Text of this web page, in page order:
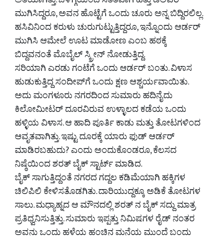
ಮುಗಿಸಿದ್ದರೂ, ಅವನ ಹೊಟ್ಟೆಗೆ ಒಂದು ಚೂರು ಅನ್ನ ಬಿದ್ದಿರಲಿಲ್ಲ.
ಹಸಿವಿನಿಂದ ಕರುಳು ಚುರುಗುಟ್ಟುತ್ತಿದ್ದರೂ, ಇನ್ನೊಂದು ಆರ್ಡರ್
ಮುಗಿಸಿ ಆಮೇಲೆ ಊಟ ಮಾಡೋಣ ಎಂಬ ಹಠಕ್ಕೆ
ಬಿದ್ದವನಂತೆ ಮೊಬೈಲ್ ಸ್ಕ್ರೀನ್ ನೋಡುತ್ತಿದ್ದ.
ಸರಿಯಾಗಿ ಎರಡು ಗಂಟೆಗೆ ಒಂದು ಆರ್ಡರ್ ಬಂತು. ವಿಳಾಸ
ಹುಡುಕುತ್ತಿದ್ದ ಸಂದೀಪ್‌ಗೆ ಒಂದು ಕ್ಷಣ ಆಶ್ಚರ್ಯವಾಯಿತು.
ಅದು ಮಂಗಳೂರು ನಗರದಿಂದ ಸುಮಾರು ಹದಿನೈದು
ಕಿಲೋಮೀಟರ್ ದೂರವಿರುವ ಉಳ್ಳಾಲದ ಕಡೆಯ ಒಂದು
ಹಳ್ಳಿಯ ವಿಳಾಸ. ಆ ಹಾದಿ ಪೂರ್ತಿ ಕಾಡು ಮತ್ತು ತೋಟಗಳಿಂದ
ಆವೃತವಾಗಿತ್ತು. ಇಷ್ಟು ದೂರಕ್ಕೆ ಯಾರು ಫುಡ್ ಆರ್ಡರ್
ಮಾಡಿರಬಹುದು? ಎಂದು ಅಂದುಕೊಂಡರೂ, ಕೆಲಸದ
ನಿಷ್ಠೆಯಿಂದ ಶರತ್ ಬೈಕ್ ಸ್ಟಾರ್ಟ್ ಮಾಡಿದ.
ಬೈಕ್ ಸಾಗುತ್ತಿದ್ದಂತೆ ನಗರದ ಗದ್ದಲ ಕಡಿಮೆಯಾಗಿ ಹಕ್ಕಿಗಳ
ಚಿಲಿಪಿಲಿ ಕೇಳಿಸತೊಡಗಿತು. ದಾರಿಯುದ್ದಕ್ಕೂ ಅಡಿಕೆ ತೋಟಗಳ
ಸಾಲು. ಮಧ್ಯಾಹ್ನದ ಆ ಮೌನದಲ್ಲಿ ಶರತ್ ‌ನ ಬೈಕ್ ಸದ್ದು ಮಾತ್ರ
ಪ್ರತಿಧ್ವನಿಸುತ್ತಿತ್ತು. ಸುಮಾರು ಇಪ್ಪತ್ತು ನಿಮಿಷಗಳ ರೈಡ್ ನಂತರ
ಅವನು ಒಂದು ಹಳೆಯ ಹಂಚಿನ ಮನೆಯ ಮುಂದೆ ಬಂದು